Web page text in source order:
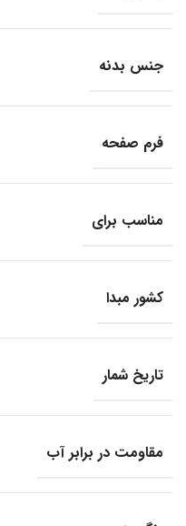
جنس بدنه
فرم صفحه
مناسب برای
کشور مبدا
تاریخ شمار
مقاومت در برابر آب